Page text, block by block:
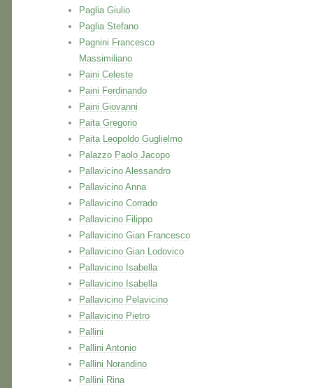
Paglia Giulio
Paglia Stefano
Pagnini Francesco
Massimiliano
Paini Celeste
Paini Ferdinando
Paini Giovanni
Paita Gregorio
Paita Leopoldo Guglielmo
Palazzo Paolo Jacopo
Pallavicino Alessandro
Pallavicino Anna
Pallavicino Corrado
Pallavicino Filippo
Pallavicino Gian Francesco
Pallavicino Gian Lodovico
Pallavicino Isabella
Pallavicino Isabella
Pallavicino Pelavicino
Pallavicino Pietro
Pallini
Pallini Antonio
Pallini Norandino
Pallini Rina